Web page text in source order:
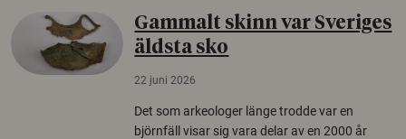
Gammalt skinn var Sveriges
äldsta sko
22 juni 2026
Det som arkeologer länge trodde var en
björnfäll visar sig vara delar av en 2000 år